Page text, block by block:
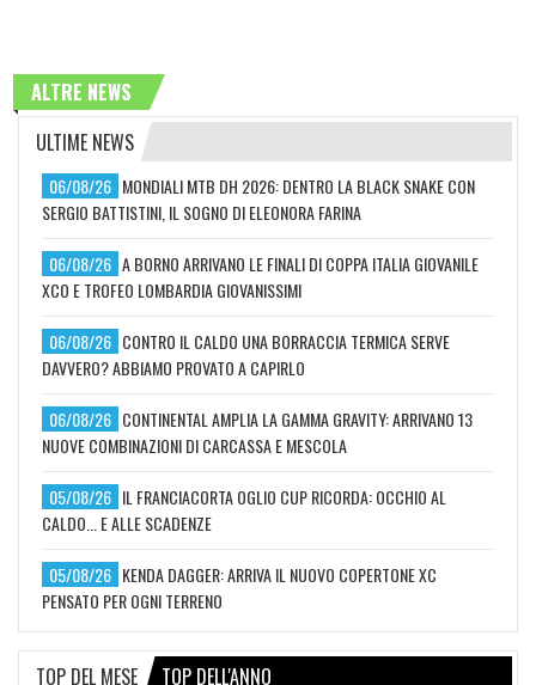
ALTRE NEWS
ULTIME NEWS
06/08/26 MONDIALI MTB DH 2026: DENTRO LA BLACK SNAKE CON
SERGIO BATTISTINI, IL SOGNO DI ELEONORA FARINA
06/08/26 A BORNO ARRIVANO LE FINALI DI COPPA ITALIA GIOVANILE
XCO E TROFEO LOMBARDIA GIOVANISSIMI
06/08/26 CONTRO IL CALDO UNA BORRACCIA TERMICA SERVE
DAVVERO? ABBIAMO PROVATO A CAPIRLO
06/08/26 CONTINENTAL AMPLIA LA GAMMA GRAVITY: ARRIVANO 13
NUOVE COMBINAZIONI DI CARCASSA E MESCOLA
05/08/26 IL FRANCIACORTA OGLIO CUP RICORDA: OCCHIO AL
CALDO... E ALLE SCADENZE
05/08/26 KENDA DAGGER: ARRIVA IL NUOVO COPERTONE XC
PENSATO PER OGNI TERRENO
TOP DEL MESE TOP DELL'ANNO